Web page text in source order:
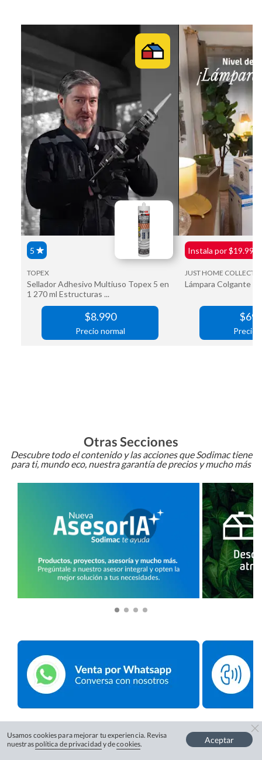
Otras Secciones
Descubre todo el contenido y las acciones que Sodimac tiene
para ti, mundo eco, nuestra garantía de precios y mucho más
Usamos cookies para mejorar tu experiencia. Revisa
nuestras política de privacidad y decookies. Aceptar